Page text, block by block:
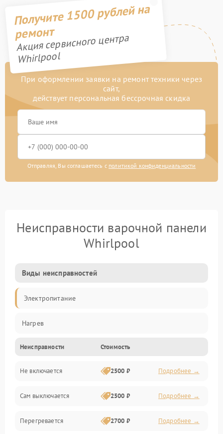
Получите 1500 рублей на
ремонт
Акция сервисного центра
Whirlpool
При оформлении заявки на ремонт техники через
сайт,
действует персональная бессрочная скидка
Отправляя, Вы соглашаетесь с политикой конфиденциальности
Неисправности варочной панели
Whirlpool
Виды неисправностей
Электропитание
Нагрев
Неисправности Стоимость
Не включается 2500 ₽ Подробнее →
Сам выключается 2500 ₽ Подробнее →
Перегревается 2700 ₽ Подробнее →